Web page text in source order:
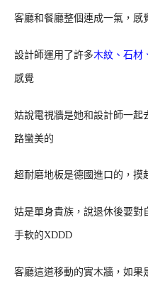
客廳和餐廳整個連成一氣，感
設計師運用了許多木紋、石材
感覺
姑說電視牆是她和設計師一起
路蠻美的
超耐磨地板是德國進口的，摸
姑是單身貴族，說退休後要對
手軟的XDDD
客廳這道移動的實木牆，如果